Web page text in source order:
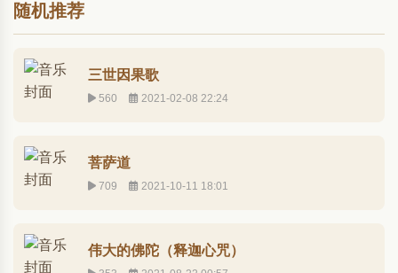
随机推荐
三世因果歌
560 2021-02-08 22:24
菩萨道
709 2021-10-11 18:01
伟大的佛陀（释迦心咒）